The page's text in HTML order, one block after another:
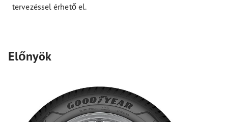
tervezéssel érhető el.
Előnyök